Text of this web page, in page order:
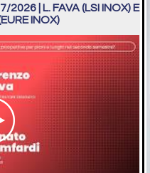
2026 | L. FAVA (LSI INOX) E
INOX)